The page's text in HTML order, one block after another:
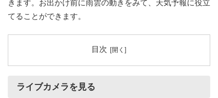
きます。お出かけ前に雨雲の動きをみて、天気予報に役立
てることができます。
目次
ライブカメラを見る